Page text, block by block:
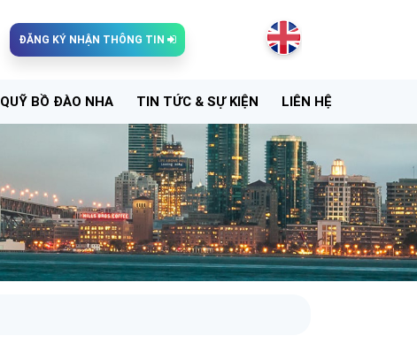
ĐĂNG KÝ NHẬN THÔNG TIN
QUỸ BỒ ĐÀO NHA TIN TỨC & SỰ KIỆN LIÊN HỆ